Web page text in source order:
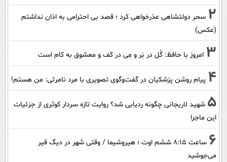
2 سحر دولتشاهی عذرخواهی کرد ؛ قصد بی احترامی به اذان نداشتم
(عکس)
3 امروز با حافظ: گُل در بَر و مِی در کَف و معشوق به کام است
4 پیام روشن پزشکیان در گفت‌و‌گوی تصویری با مرد نامرئی: من هستم!
5 شهید لاریجانی چگونه ردیابی شد؟ روایت تازه سردار کوثری از جزئیات
این ماجرا
6
ساعت ۸:۱۵ ششم اوت ؛ هیروشیما / وقتی شهر در دیگ قیر
می‌جوشید